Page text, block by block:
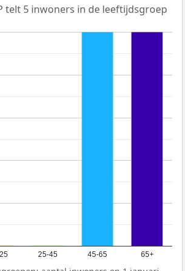
telt 5 inwoners in de leeftijdsgroep
25-45 45-65 65+